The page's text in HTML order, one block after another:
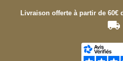
Livraison offerte à partir de 60€